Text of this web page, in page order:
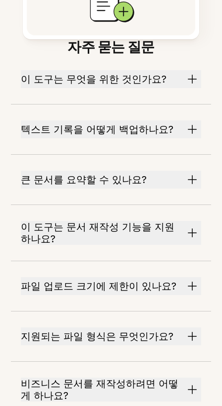
자주 묻는 질문
이 도구는 무엇을 위한 것인가요?
텍스트 기록을 어떻게 백업하나요?
큰 문서를 요약할 수 있나요?
이 도구는 문서 재작성 기능을 지원
하나요?
파일 업로드 크기에 제한이 있나요?
지원되는 파일 형식은 무엇인가요?
비즈니스 문서를 재작성하려면 어떻
게 하나요?